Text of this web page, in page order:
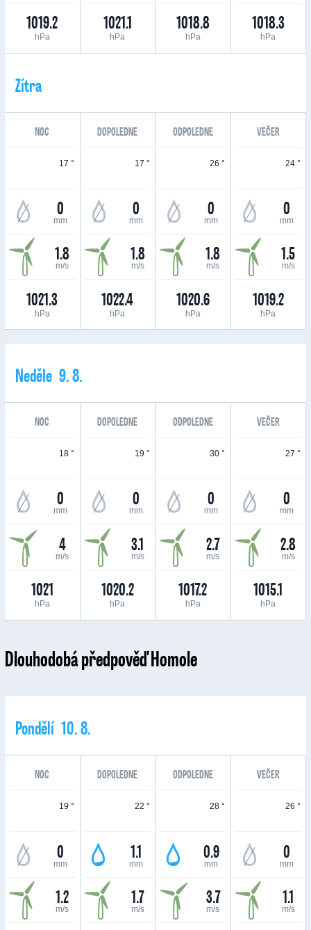
1019.2
hPa
1021.1
hPa
1018.8
hPa
1018.3
hPa
Zítra
NOC DOPOLEDNE ODPOLEDNE VEČER
17 °
0
mm
1.8
m/s
1021.3
hPa
17 °
0
mm
1.8
m/s
1022.4
hPa
26 °
0
mm
1.8
m/s
1020.6
hPa
24 °
0
mm
1.5
m/s
1019.2
hPa
Neděle 9. 8.
NOC DOPOLEDNE ODPOLEDNE VEČER
18 °
0
mm
4
m/s
1021
hPa
19 °
0
mm
3.1
m/s
1020.2
hPa
30 °
0
mm
2.7
m/s
1017.2
hPa
27 °
0
mm
2.8
m/s
1015.1
hPa
Dlouhodobá předpověď Homole
Pondělí 10. 8.
NOC DOPOLEDNE ODPOLEDNE VEČER
19 °
0
mm
1.2
m/s
22 °
1.1
mm
1.7
m/s
28 °
0.9
mm
3.7
m/s
26 °
0
mm
1.1
m/s